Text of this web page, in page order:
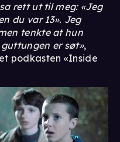
rett ut til meg: «Jeg
du var 13». Jeg
tenkte at hun
er søt»,
podkasten «Inside